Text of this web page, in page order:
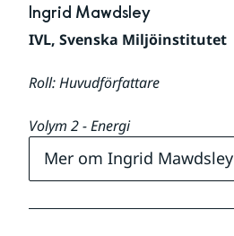
Ingrid Mawdsley
IVL, Svenska Miljöinstitutet
Roll: Huvudförfattare
Volym 2 - Energi
Mer om Ingrid Mawdsley